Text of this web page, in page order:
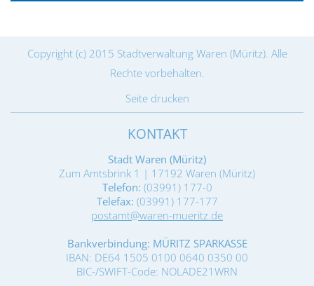
Copyright (c) 2015 Stadtverwaltung Waren (Müritz). Alle
Rechte vorbehalten.
Seite drucken
KONTAKT
Stadt Waren (Müritz)
Zum Amtsbrink 1 | 17192 Waren (Müritz)
Telefon: (03991) 177-0
Telefax: (03991) 177-177
postamt@waren-mueritz.de
Bankverbindung: MÜRITZ SPARKASSE
IBAN: DE64 1505 0100 0640 0350 00
BIC-/SWIFT-Code: NOLADE21WRN